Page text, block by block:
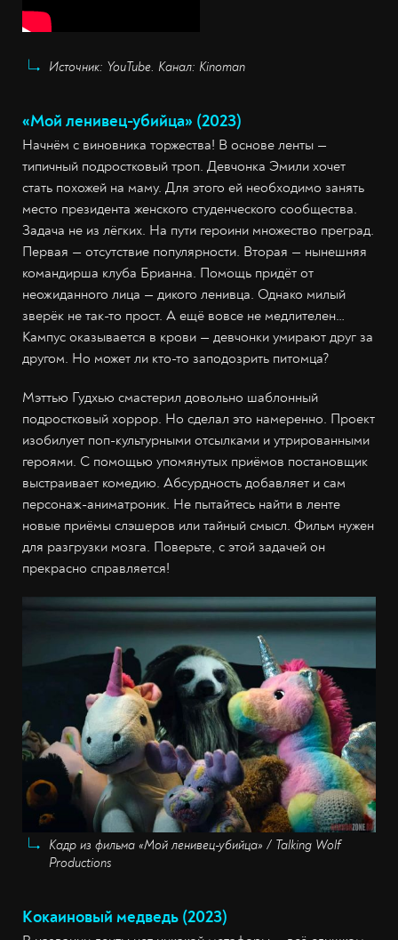
Источник: YouTube. Канал: Kinoman
«Мой ленивец-убийца» (2023)
Начнём с виновника торжества! В основе ленты —
типичный подростковый троп. Девчонка Эмили хочет
стать похожей на маму. Для этого ей необходимо занять
место президента женского студенческого сообщества.
Задача не из лёгких. На пути героини множество преград.
Первая — отсутствие популярности. Вторая — нынешняя
командирша клуба Брианна. Помощь придёт от
неожиданного лица — дикого ленивца. Однако милый
зверёк не так-то прост. А ещё вовсе не медлителен…
Кампус оказывается в крови — девчонки умирают друг за
другом. Но может ли кто-то заподозрить питомца?
Мэттью Гудхью смастерил довольно шаблонный
подростковый хоррор. Но сделал это намеренно. Проект
изобилует поп-культурными отсылками и утрированными
героями. С помощью упомянутых приёмов постановщик
выстраивает комедию. Абсурдность добавляет и сам
персонаж-аниматроник. Не пытайтесь найти в ленте
новые приёмы слэшеров или тайный смысл. Фильм нужен
для разгрузки мозга. Поверьте, с этой задачей он
прекрасно справляется!
Кадр из фильма «Мой ленивец-убийца» / Talking Wolf
Productions
Кокаиновый медведь (2023)